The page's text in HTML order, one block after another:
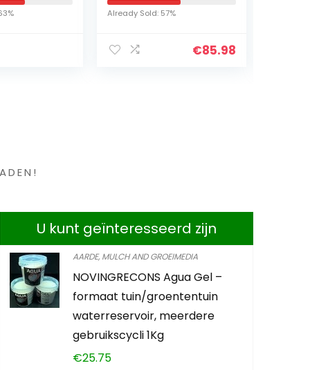
vuur, boomfakkels,
15 stuks, diameter
Already Sold: 57%
Ecoworld
Bevat ook
Universele aarde voor
buiten planten…
U kunt geïnteresseerd zijn
AARDE, MULCH AND GROEIMEDIA
NOVINGRECONS Agua Gel –
formaat tuin/groententuin
waterreservoir, meerdere
gebruikscycli 1Kg
€25.75